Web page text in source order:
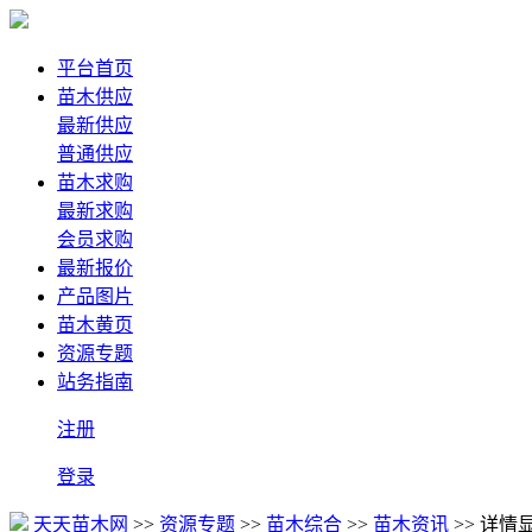
平台首页
苗木供应
最新供应
普通供应
苗木求购
最新求购
会员求购
最新报价
产品图片
苗木黄页
资源专题
站务指南
注册
登录
天天苗木网 >> 资源专题 >> 苗木综合 >> 苗木资讯 >> 详情